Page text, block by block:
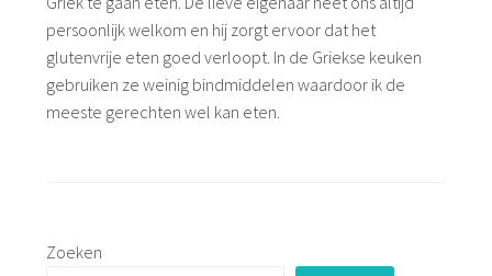
persoonlijk welkom en hij zorgt ervoor dat het
glutenvrije eten goed verloopt. In de Griekse keuken
gebruiken ze weinig bindmiddelen waardoor ik de
meeste gerechten wel kan eten.
Zoeken